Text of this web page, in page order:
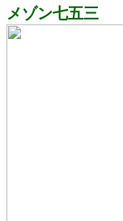
メゾン七五三